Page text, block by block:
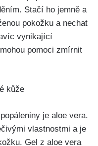
Stačí ho⁤ jemně a
pokožku a ⁣nechat
​vynikající
‍pomoci zmírnit
kůže
je aloe vera.
vlastnostmi a je
Gel​ z ⁤aloe vera